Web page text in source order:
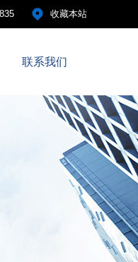
收藏本站
联系我们